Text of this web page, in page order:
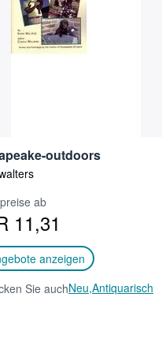
outdoors
ab
11,31
anzeigen
Sie auchNeu,Antiquarisch